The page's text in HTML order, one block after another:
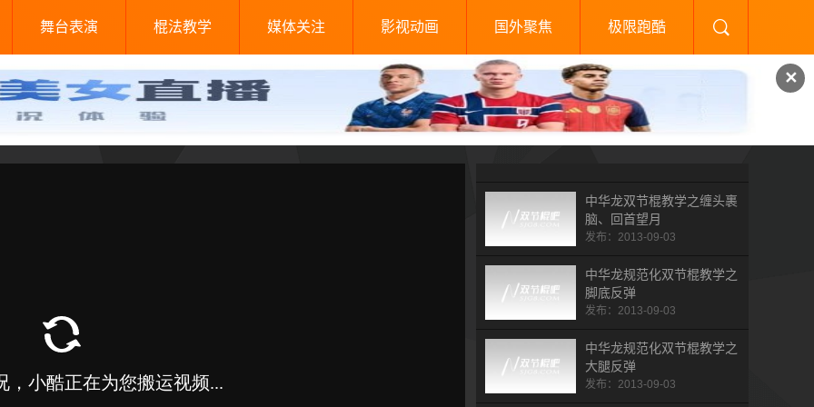
✕
舞台表演 棍法教学 媒体关注 影视动画 国外聚焦 极限跑酷
中华龙双节棍教学之缠头裹
脑、回首望月
发布：2013-09-03
中华龙规范化双节棍教学之
脚底反弹
发布：2013-09-03
中华龙规范化双节棍教学之
大腿反弹
发布：2013-09-03